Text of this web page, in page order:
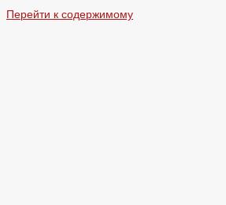
Перейти к содержимому